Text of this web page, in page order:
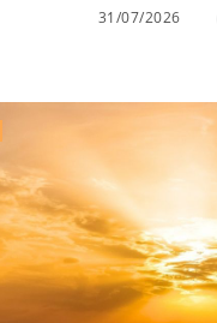
31/07/2026